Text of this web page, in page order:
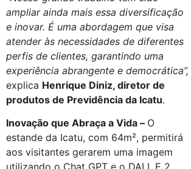
ampliar ainda mais essa diversificação
e inovar. É uma abordagem que visa
atender às necessidades de diferentes
perfis de clientes, garantindo uma
experiência abrangente e democrática”,
explica Henrique Diniz, diretor de
produtos de Previdência da Icatu.
Inovação que Abraça a Vida – O
estande da Icatu, com 64m², permitirá
aos visitantes gerarem uma imagem